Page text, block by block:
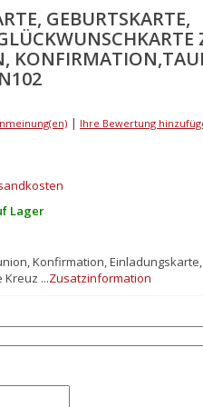
GEBURTSKARTE,
| Ihre Bewertung
Lager
Konfirmation, Einladungskarte,
Kreuz ...Zusatzinformation